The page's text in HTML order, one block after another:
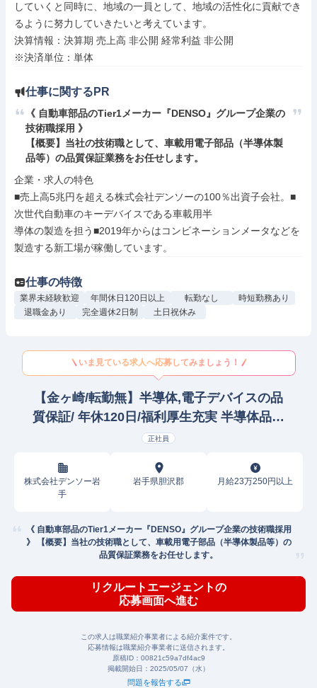
していくと同時に、地域の一員として、地域の活性化に貢献でき
るように努力していきたいと考えています。
決算情報：決算期 売上高 非公開 経常利益 非公開
※決済単位：単体
仕事に関するPR
《 自動車部品のTier1メーカー『DENSO』グループ企業の
技術職採用 》
【概要】当社の技術職として、車載用電子部品（半導体製
品等）の品質保証業務をお任せします。
企業・求人の特色
■売上高5兆円を超える株式会社デンソーの100％出資子会社。■
次世代自動車のキーデバイスである車載用半
導体の製造を担う■2019年からはコンビネーションメータなどを
製造する新工場が稼働しています。
仕事の特徴
業界未経験歓迎 年間休日120日以上 転勤なし
時短勤務あり
退職金あり
完全週休2日制 土日祝休み
いま見ている求人へ応募してみましょう！
【金ヶ崎/転勤無】半導体,電子デバイスの品
質保証/ 年休120日/福利厚生充実 半導体品質
保証
正社員
株式会社デンソー岩
手
岩手県胆沢郡 月給23万250円以上
《 自動車部品のTier1メーカー『DENSO』グループ企業の技術職採用
》 【概要】当社の技術職として、車載用電子部品（半導体製品等）の
品質保証業務をお任せします。
リクルートエージェントの
応募画面へ進む
この求人は職業紹介事業者による紹介案件です。
応募情報は職業紹介事業者に送信されます。
原稿ID： 00821c59a7df4ac9
掲載開始日： 2025/05/07（水）
問題を報告する